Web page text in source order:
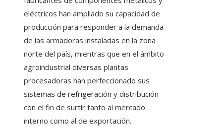
eléctricos han ampliado su capacidad de
producción para responder a la demanda
de las armadoras instaladas en la zona
norte del país, mientras que en el ámbito
agroindustrial diversas plantas
procesadoras han perfeccionado sus
sistemas de refrigeración y distribución
con el fin de surtir tanto al mercado
interno como al de exportación.